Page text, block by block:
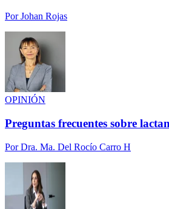
PorJohan Rojas
OPINIÓN
Preguntas frecuentes sobre
PorDra. Ma. Del Rocío Carro H